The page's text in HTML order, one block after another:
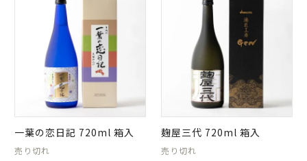
一葉の恋日記 720ml 箱入
売り切れ
麹屋三代 720ml 箱入
売り切れ